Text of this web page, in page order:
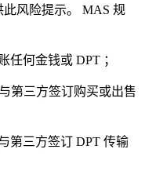
风险提示。 MAS 规
任何金钱或 DPT ；
第三方签订购买或出售
第三方签订 DPT 传输